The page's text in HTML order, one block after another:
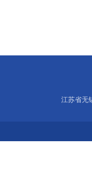
江苏省无